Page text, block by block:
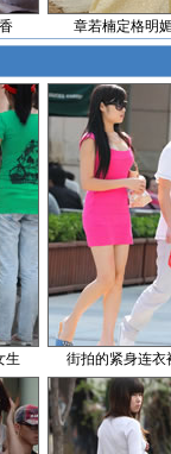
章若楠定格明
生 街拍的紧身连衣